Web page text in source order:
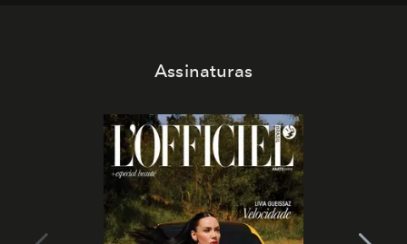
Assinaturas